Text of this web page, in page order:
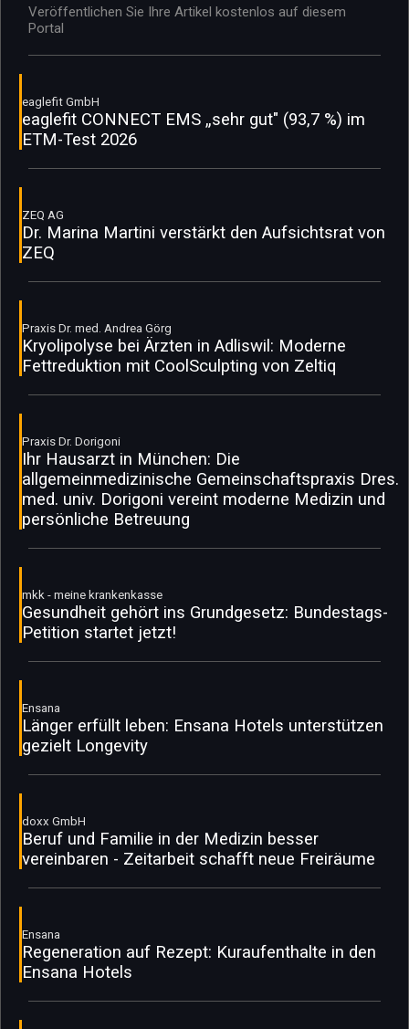
Veröffentlichen Sie Ihre Artikel kostenlos auf diesem
Portal
eaglefit GmbH
eaglefit CONNECT EMS „sehr gut" (93,7 %) im
ETM-Test 2026
ZEQ AG
Dr. Marina Martini verstärkt den Aufsichtsrat von
ZEQ
Praxis Dr. med. Andrea Görg
Kryolipolyse bei Ärzten in Adliswil: Moderne
Fettreduktion mit CoolSculpting von Zeltiq
Praxis Dr. Dorigoni
Ihr Hausarzt in München: Die
allgemeinmedizinische Gemeinschaftspraxis Dres.
med. univ. Dorigoni vereint moderne Medizin und
persönliche Betreuung
mkk - meine krankenkasse
Gesundheit gehört ins Grundgesetz: Bundestags-
Petition startet jetzt!
Ensana
Länger erfüllt leben: Ensana Hotels unterstützen
gezielt Longevity
doxx GmbH
Beruf und Familie in der Medizin besser
vereinbaren - Zeitarbeit schafft neue Freiräume
Ensana
Regeneration auf Rezept: Kuraufenthalte in den
Ensana Hotels